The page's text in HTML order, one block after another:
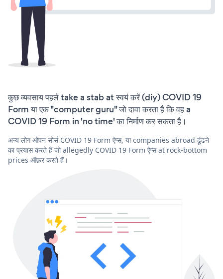
कुछ व्यवसाय पहले take a stab at स्वयं करें (diy) COVID 19
Form या एक "computer guru" जो दावा करता है कि वह a
COVID 19 Form in 'no time' का निर्माण कर सकता है।
अन्य लोग ओपन सोर्स COVID 19 Form ऐप्स, या companies abroad ढूंढने
का प्रयास करते हैं जो allegedly COVID 19 Form ऐप्स at rock-bottom
prices ऑफ़र करते हैं।